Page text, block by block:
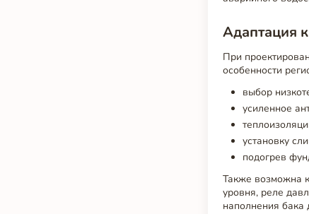
Адаптация
При
особенности
выбор
усиленное
установку
подогрев
Также возможна
уровня, реле
наполнения бака